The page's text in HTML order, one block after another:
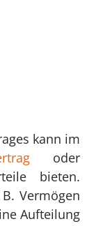
kann im
oder
bieten.
Vermögen
Aufteilung